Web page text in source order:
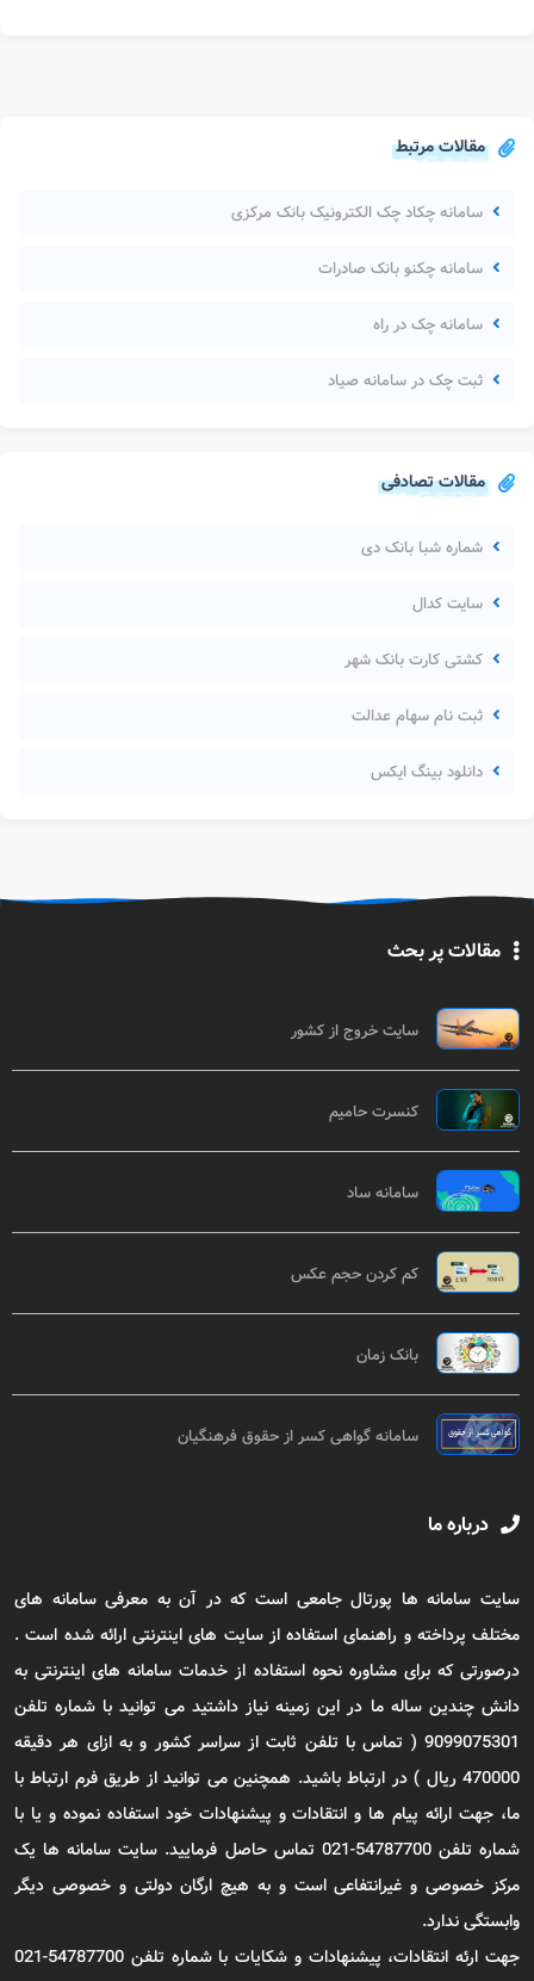
مقالات مرتبط
سامانه چکاد چک الکترونیک بانک مرکزی
سامانه چکنو بانک صادرات
سامانه چک در راه
ثبت چک در سامانه صیاد
مقالات تصادفی
شماره شبا بانک دی
سایت کدال
کشتی کارت بانک شهر
ثبت نام سهام عدالت
دانلود بینگ ایکس
مقالات پر بحث
سایت خروج از کشور
کنسرت حامیم
سامانه ساد
کم کردن حجم عکس
بانک زمان
سامانه گواهی کسر از حقوق فرهنگیان
درباره ما
سایت سامانه ها پورتال جامعی است که در آن به معرفی سامانه های
مختلف پرداخته و راهنمای استفاده از سایت های اینترنتی ارائه شده است .
درصورتی که برای مشاوره نحوه استفاده از خدمات سامانه های اینترنتی به
دانش چندین ساله ما در این زمینه نیاز داشتید می توانید با شماره تلفن
9099075301 ( تماس با تلفن ثابت از سراسر کشور و به ازای هر دقیقه
470000 ریال ) در ارتباط باشید. همچنین می توانید از طریق فرم ارتباط با
ما، جهت ارائه پیام ها و انتقادات و پیشنهادات خود استفاده نموده و یا با
شماره تلفن 54787700-021 تماس حاصل فرمایید. سایت سامانه ها یک
مرکز خصوصی و غیرانتفاعی است و به هیچ ارگان دولتی و خصوصی دیگر
وابستگی ندارد.
جهت ارئه انتقادات، پیشنهادات و شکایات با شماره تلفن 54787700-021